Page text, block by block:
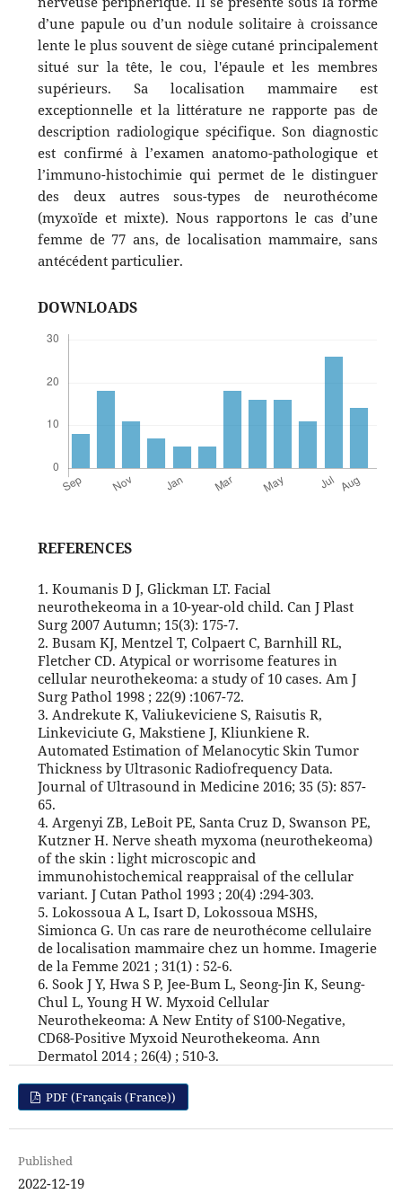
d’une papule ou d’un nodule solitaire à croissance
lente le plus souvent de siège cutané principalement
situé sur la tête, le cou, l'épaule et les membres
supérieurs. Sa localisation mammaire est
exceptionnelle et la littérature ne rapporte pas de
description radiologique spécifique. Son diagnostic
est confirmé à l’examen anatomo-pathologique et
l’immuno-histochimie qui permet de le distinguer
des deux autres sous-types de neurothécome
(myxoïde et mixte). Nous rapportons le cas d’une
femme de 77 ans, de localisation mammaire, sans
antécédent particulier.
DOWNLOADS
REFERENCES
1. Koumanis D J, Glickman LT. Facial
neurothekeoma in a 10-year-old child. Can J Plast
Surg 2007 Autumn; 15(3): 175-7.
2. Busam KJ, Mentzel T, Colpaert C, Barnhill RL,
Fletcher CD. Atypical or worrisome features in
cellular neurothekeoma: a study of 10 cases. Am J
Surg Pathol 1998 ; 22(9) :1067-72.
3. Andrekute K, Valiukeviciene S, Raisutis R,
Linkeviciute G, Makstiene J, Kliunkiene R.
Automated Estimation of Melanocytic Skin Tumor
Thickness by Ultrasonic Radiofrequency Data.
Journal of Ultrasound in Medicine 2016; 35 (5): 857-
65.
4. Argenyi ZB, LeBoit PE, Santa Cruz D, Swanson PE,
Kutzner H. Nerve sheath myxoma (neurothekeoma)
of the skin : light microscopic and
immunohistochemical reappraisal of the cellular
variant. J Cutan Pathol 1993 ; 20(4) :294-303.
5. Lokossoua A L, Isart D, Lokossoua MSHS,
Simionca G. Un cas rare de neurothécome cellulaire
de localisation mammaire chez un homme. Imagerie
de la Femme 2021 ; 31(1) : 52-6.
6. Sook J Y, Hwa S P, Jee-Bum L, Seong-Jin K, Seung-
Chul L, Young H W. Myxoid Cellular
Neurothekeoma: A New Entity of S100-Negative,
CD68-Positive Myxoid Neurothekeoma. Ann
Dermatol 2014 ; 26(4) ; 510-3.
PDF (Français (France))
Published
2022-12-19